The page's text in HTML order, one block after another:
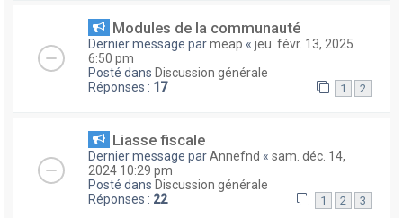
Modules de la communauté
Dernier message parmeap « jeu. févr. 13, 2025
6:50 pm
Posté dans Discussion générale
Réponses : 17 1 2
Liasse fiscale
Dernier message parAnnefnd « sam. déc. 14,
2024 10:29 pm
Posté dans Discussion générale
Réponses : 22 1 2 3